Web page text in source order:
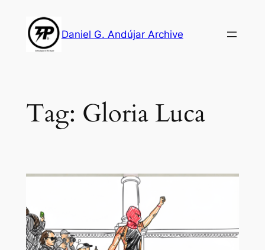
content
Daniel G. Andújar Archive
Tag: Gloria Luca